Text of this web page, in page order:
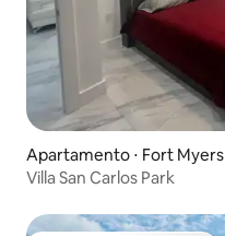
Apartamento ⋅ Fort Myers
Villa San Carlos Park